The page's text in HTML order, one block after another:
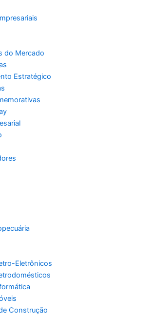
do Mercado
Estratégico
Eletrônicos
Construção